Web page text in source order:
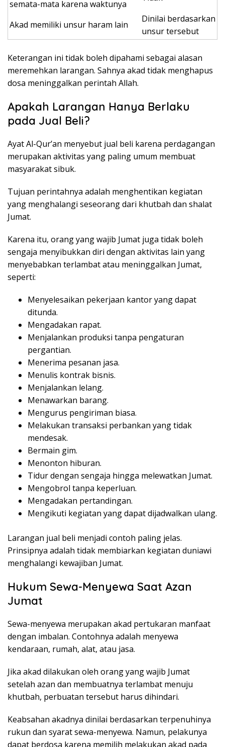
semata-mata karena waktunya
Akad memiliki unsur haram lain
Dinilai berdasarkan
unsur tersebut
Keterangan ini tidak boleh dipahami sebagai alasan
meremehkan larangan. Sahnya akad tidak menghapus
dosa meninggalkan perintah Allah.
Apakah Larangan Hanya Berlaku
pada Jual Beli?
Ayat Al-Qur’an menyebut jual beli karena perdagangan
merupakan aktivitas yang paling umum membuat
masyarakat sibuk.
Tujuan perintahnya adalah menghentikan kegiatan
yang menghalangi seseorang dari khutbah dan shalat
Jumat.
Karena itu, orang yang wajib Jumat juga tidak boleh
sengaja menyibukkan diri dengan aktivitas lain yang
menyebabkan terlambat atau meninggalkan Jumat,
seperti:
Menyelesaikan pekerjaan kantor yang dapat
ditunda.
Mengadakan rapat.
Menjalankan produksi tanpa pengaturan
pergantian.
Menerima pesanan jasa.
Menulis kontrak bisnis.
Menjalankan lelang.
Menawarkan barang.
Mengurus pengiriman biasa.
Melakukan transaksi perbankan yang tidak
mendesak.
Bermain gim.
Menonton hiburan.
Tidur dengan sengaja hingga melewatkan Jumat.
Mengobrol tanpa keperluan.
Mengadakan pertandingan.
Mengikuti kegiatan yang dapat dijadwalkan ulang.
Larangan jual beli menjadi contoh paling jelas.
Prinsipnya adalah tidak membiarkan kegiatan duniawi
menghalangi kewajiban Jumat.
Hukum Sewa-Menyewa Saat Azan
Jumat
Sewa-menyewa merupakan akad pertukaran manfaat
dengan imbalan. Contohnya adalah menyewa
kendaraan, rumah, alat, atau jasa.
Jika akad dilakukan oleh orang yang wajib Jumat
setelah azan dan membuatnya terlambat menuju
khutbah, perbuatan tersebut harus dihindari.
Keabsahan akadnya dinilai berdasarkan terpenuhinya
rukun dan syarat sewa-menyewa. Namun, pelakunya
dapat berdosa karena memilih melakukan akad pada